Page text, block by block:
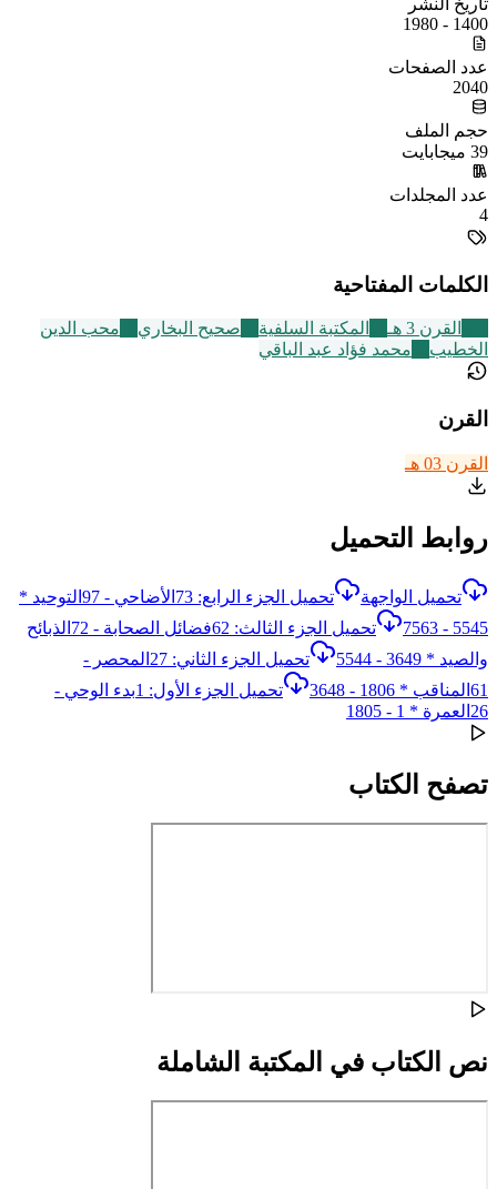
1400 - 1980
عدد الصفحات
2040
حجم الملف
39 ميجابايت
عدد المجلدات
4
الكلمات المفتاحية
القرن 3 هـ المكتبة السلفية صحيح البخاري
محب الدين
الخطيب
محمد فؤاد عبد الباقي
القرن
القرن 03 هـ
روابط التحميل
تحميل الواجهة
تحميل الجزء الرابع: 73الأضاحي - 97التوحيد *
5545 - 7563
تحميل الجزء الثالث: 62فضائل الصحابة - 72الذبائح
والصيد * 3649 - 5544
تحميل الجزء الثاني: 27المحصر -
61المناقب * 1806 - 3648
تحميل الجزء الأول: 1بدء الوحي -
26العمرة * 1 - 1805
تصفح الكتاب
نص الكتاب في المكتبة الشاملة